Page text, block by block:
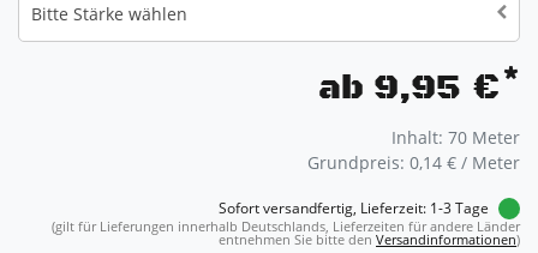
Bitte Stärke wählen
ab 9,95 €*
Inhalt: 70 Meter
Grundpreis: 0,14 € / Meter
Sofort versandfertig, Lieferzeit: 1-3 Tage
(gilt für Lieferungen innerhalb Deutschlands, Lieferzeiten für andere Länder
entnehmen Sie bitte den Versandinformationen)